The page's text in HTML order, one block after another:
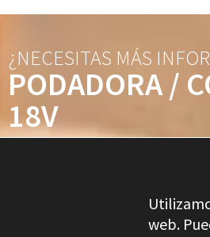
¿NECESITAS MÁS
PODADORA /
18V
MULTI
web.